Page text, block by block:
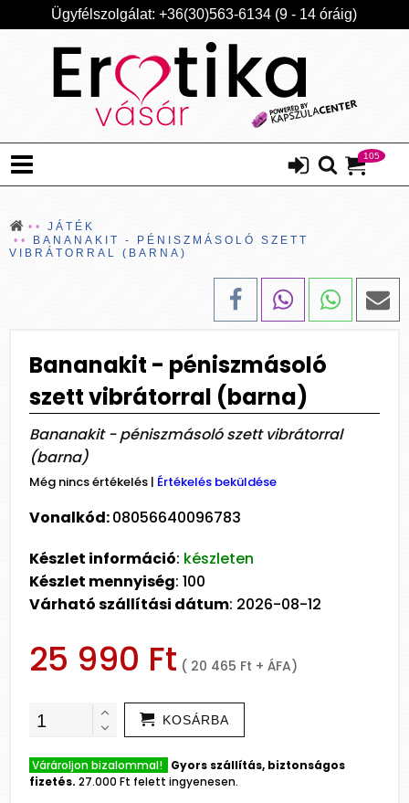
Ügyfélszolgálat: +36(30)563-6134 (9 - 14 óráig)
105
JÁTÉK
BANANAKIT - PÉNISZMÁSOLÓ SZETT
VIBRÁTORRAL (BARNA)
Bananakit - péniszmásoló
szett vibrátorral (barna)
Bananakit - péniszmásoló szett vibrátorral
(barna)
Még nincs értékelés | Értékelés beküldése
Vonalkód:08056640096783
Készlet információ: készleten
Készlet mennyiség: 100
Várható szállítási dátum: 2026-08-12
25 990 Ft ( 20 465 Ft + ÁFA)
KOSÁRBA
Várároljon bizalommal! Gyors szállítás, biztonságos
fizetés. 27.000 Ft felett ingyenesen.